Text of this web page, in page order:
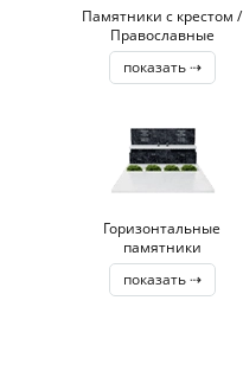
Памятники с крестом /
Православные
показать ⇢
Горизонтальные
памятники
показать ⇢